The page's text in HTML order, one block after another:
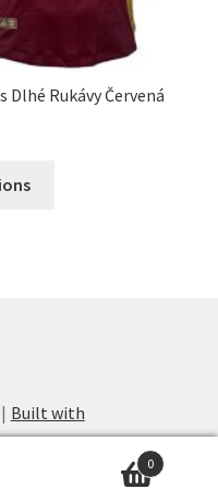
Dlhé Rukávy Červená
na
produktu.
Built with
0